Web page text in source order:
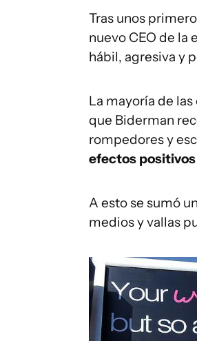
Tras unos
nuevo CEO de la
hábil, agresiva y
La mayoría de
que Biderman
rompedores y
efectos positivos
A esto se sumó
medios y vallas